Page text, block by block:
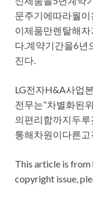
문주기에따라월
이제품만렌탈해
다.계약기간을6년
진다.
LG전자H&A사업
전무는“차별화된
의편리함까지두
통해차원이다른
This article is
copyright issue,